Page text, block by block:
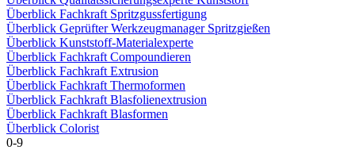
Überblick Fachkraft Spritzgussfertigung
Überblick Geprüfter Werkzeugmanager Spritzgießen
Überblick Kunststoff-Materialexperte
Überblick Fachkraft Compoundieren
Überblick Fachkraft Extrusion
Überblick Fachkraft Thermoformen
Überblick Fachkraft Blasfolienextrusion
Überblick Fachkraft Blasformen
Überblick Colorist
0-9